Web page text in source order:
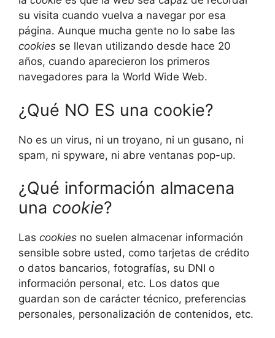
su visita cuando vuelva a navegar por esa
página. Aunque mucha gente no lo sabe las
cookies se llevan utilizando desde hace 20
años, cuando aparecieron los primeros
navegadores para la World Wide Web.
¿Qué NO ES una cookie?
No es un virus, ni un troyano, ni un gusano, ni
spam, ni spyware, ni abre ventanas pop-up.
¿Qué información almacena
una cookie?
Las cookies no suelen almacenar información
sensible sobre usted, como tarjetas de crédito
o datos bancarios, fotografías, su DNI o
información personal, etc. Los datos que
guardan son de carácter técnico, preferencias
personales, personalización de contenidos, etc.